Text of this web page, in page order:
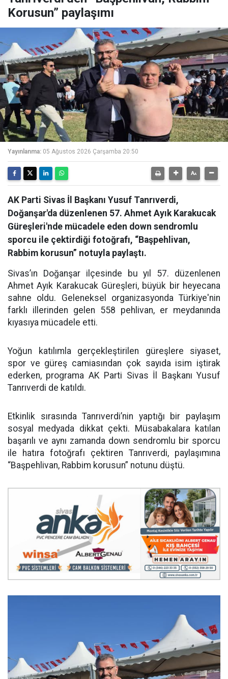
Korusun” paylaşımı
Yayınlanma: 05 Ağustos 2026 Çarşamba 20:50
AK Parti Sivas İl Başkanı Yusuf Tanrıverdi,
Doğanşar'da düzenlenen 57. Ahmet Ayık Karakucak
Güreşleri'nde mücadele eden down sendromlu
sporcu ile çektirdiği fotoğrafı, “Başpehlivan,
Rabbim korusun” notuyla paylaştı.
Sivas’ın Doğanşar ilçesinde bu yıl 57. düzenlenen
Ahmet Ayık Karakucak Güreşleri, büyük bir heyecana
sahne oldu. Geleneksel organizasyonda Türkiye'nin
farklı illerinden gelen 558 pehlivan, er meydanında
kıyasıya mücadele etti.
Yoğun katılımla gerçekleştirilen güreşlere siyaset,
spor ve güreş camiasından çok sayıda isim iştirak
ederken, programa AK Parti Sivas İl Başkanı Yusuf
Tanrıverdi de katıldı.
Etkinlik sırasında Tanrıverdi’nin yaptığı bir paylaşım
sosyal medyada dikkat çekti. Müsabakalara katılan
başarılı ve aynı zamanda down sendromlu bir sporcu
ile hatıra fotoğrafı çektiren Tanrıverdi, paylaşımına
“Başpehlivan, Rabbim korusun” notunu düştü.